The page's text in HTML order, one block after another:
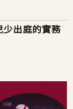
少出庭的實務